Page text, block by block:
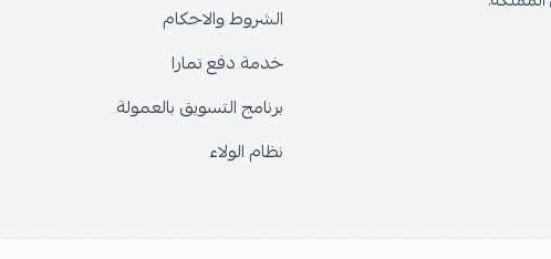
الشروط والاحكام
خدمة دفع تمارا
برنامج التسويق بالعمولة
نظام الولاء